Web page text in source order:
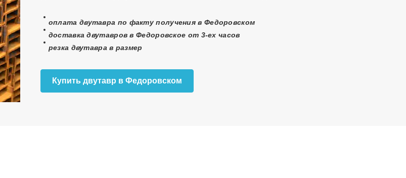
оплата двутавра по факту получения в Федоровском
доставка двутавров в Федоровское от 3-ех часов
резка двутавра в размер
Купить двутавр в Федоровском